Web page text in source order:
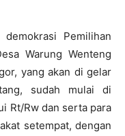
Pemilihan
Warung Wenteng
yang akan di gelar
sudah mulai di
Rt/Rw dan serta para
setempat, dengan